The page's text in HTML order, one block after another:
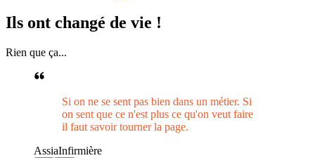
Ils ont changé de vie !
Rien que ça...
Si on ne se sent pas bien dans un métier. Si
on sent que ce n'est plus ce qu'on veut faire
il faut savoir tourner la page.
AssiaInfirmière